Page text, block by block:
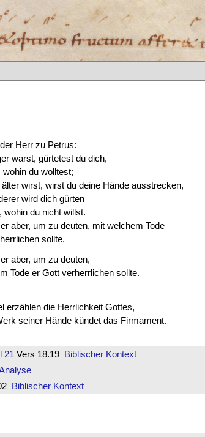
Herr zu Petrus:
warst, gürtetest du dich,
wohin du wolltest;
wirst, wirst du deine Hände ausstrecken,
wird dich gürten
wohin du nicht willst.
aber, um zu deuten, mit welchem Tode
sollte.
aber, um zu deuten,
Tode er Gott verherrlichen sollte.
erzählen die Herrlichkeit Gottes,
seiner Hände kündet das Firmament.
21 Vers 18.19 Biblischer Kontext
Biblischer Kontext